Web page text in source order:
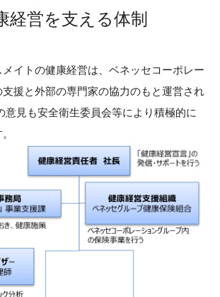
経営を支える体制
イトの健康経営は、ベネッセコーポレー
援と外部の専門家の協力のもと運営され
意見も安全衛生委員会等により積極的に